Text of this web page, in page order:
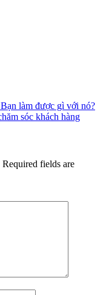
làm được gì với nó?
sóc khách hàng
Required fields are